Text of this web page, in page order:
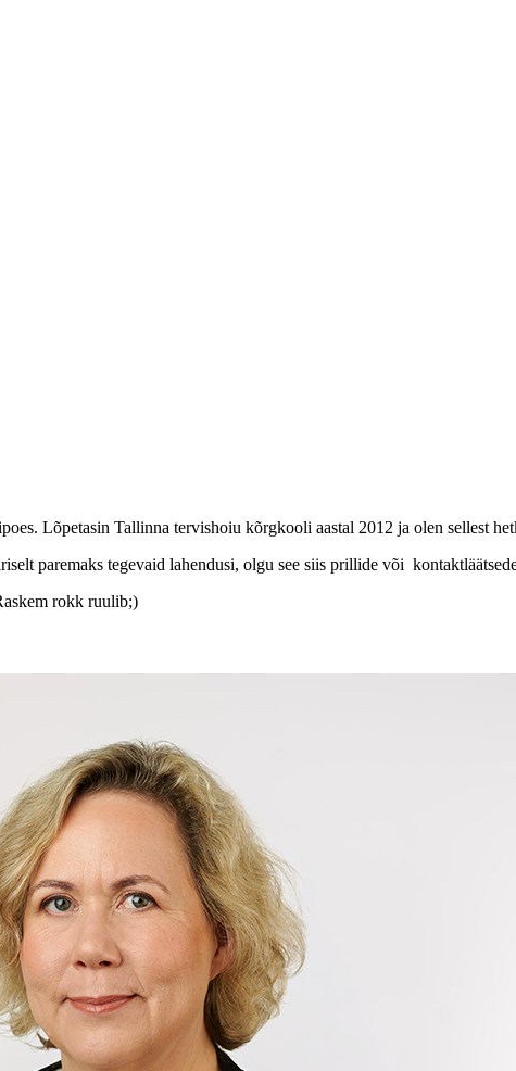
Lõpetasin Tallinna tervishoiu kõrgkooli aastal 2012 ja olen sellest
paremaks tegevaid lahendusi, olgu see siis prillide või
rokk ruulib;)